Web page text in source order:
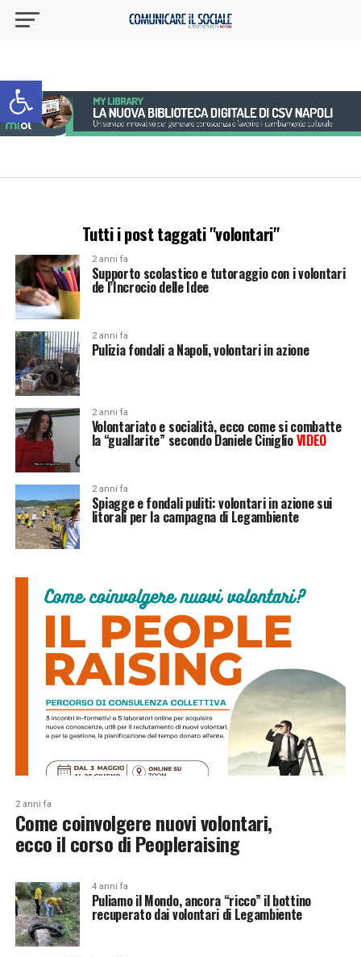
Apri la barra degli strumenti
Tutti i post taggati "volontari"
2 anni fa
Supporto scolastico e tutoraggio con i volontari
de l’Incrocio delle Idee
2 anni fa
Pulizia fondali a Napoli, volontari in azione
2 anni fa
Volontariato e socialità, ecco come si combatte
la “guallarite” secondo Daniele CiniglioVIDEO
2 anni fa
Spiagge e fondali puliti: volontari in azione sui
litorali per la campagna di Legambiente
2 anni fa
Come coinvolgere nuovi volontari,
ecco il corso di Peopleraising
4 anni fa
Puliamo il Mondo, ancora “ricco” il bottino
recuperato dai volontari di Legambiente